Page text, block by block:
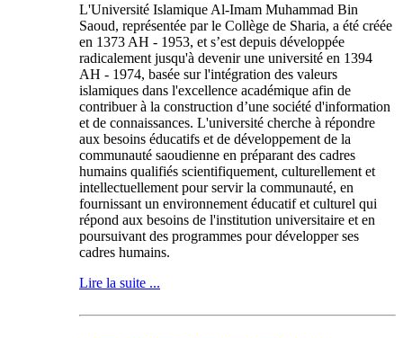
L'Université Islamique Al-Imam Muhammad Bin
Saoud, représentée par le Collège de Sharia, a été créée
en 1373 AH - 1953, et s’est depuis développée
radicalement jusqu'à devenir une université en 1394
AH - 1974, basée sur l'intégration des valeurs
islamiques dans l'excellence académique afin de
contribuer à la construction d’une société d'information
et de connaissances. L'université cherche à répondre
aux besoins éducatifs et de développement de la
communauté saoudienne en préparant des cadres
humains qualifiés scientifiquement, culturellement et
intellectuellement pour servir la communauté, en
fournissant un environnement éducatif et culturel qui
répond aux besoins de l'institution universitaire et en
poursuivant des programmes pour développer ses
cadres humains.
Lire la suite ...